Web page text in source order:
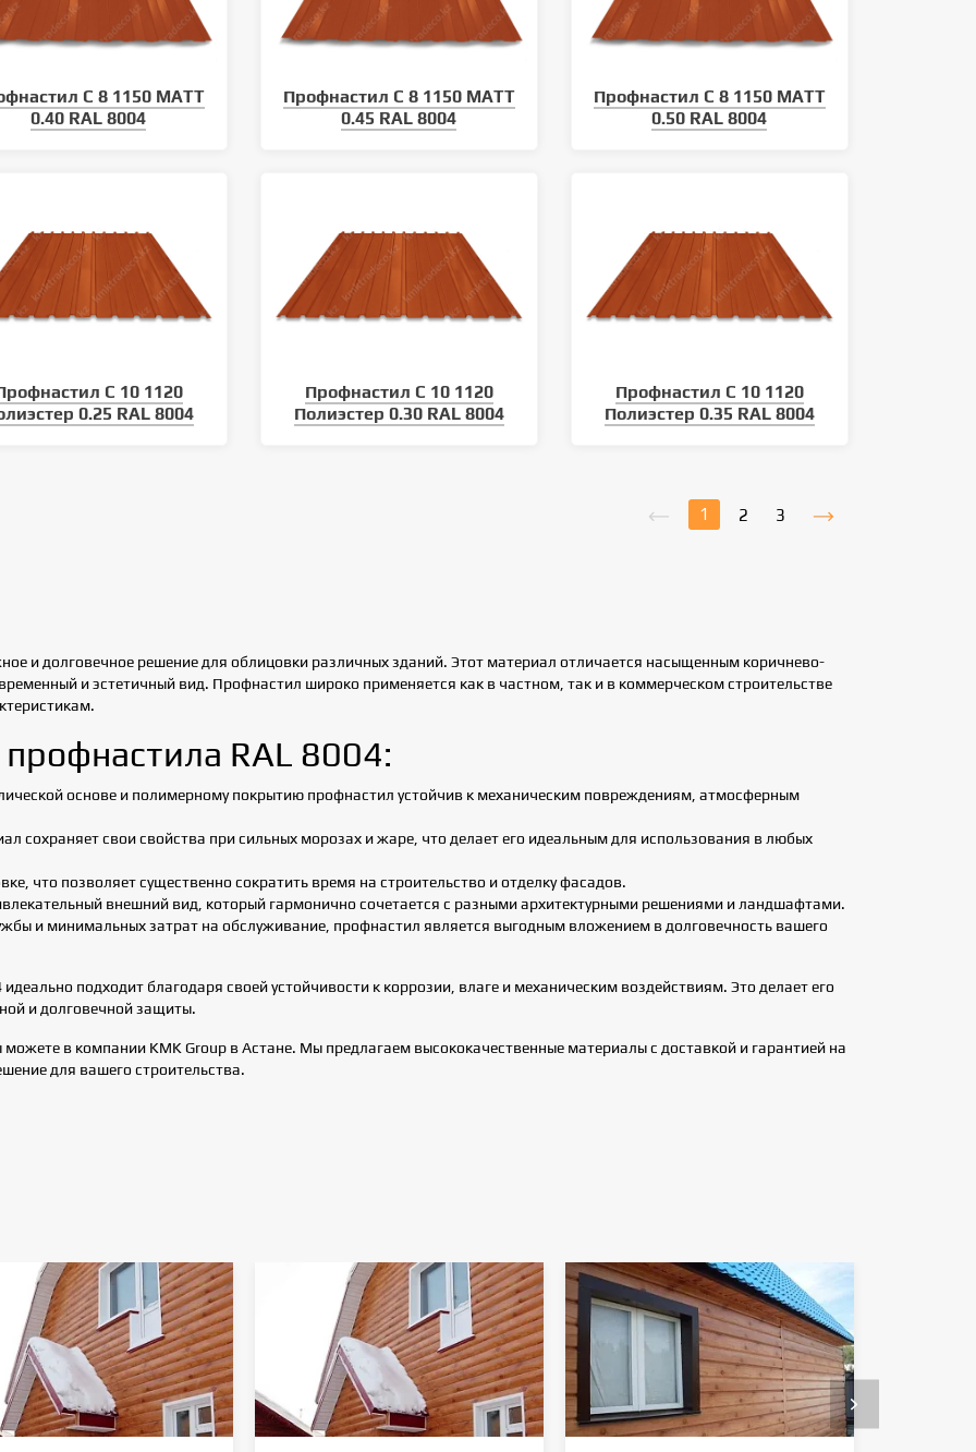
С 8 1150 MATT
0.40 RAL 8004
Профнастил С 8 1150 MATT
0.45 RAL 8004
Профнастил С 8 1150 MATT
0.50 RAL 8004
С 10 1120
0.25 RAL 8004
Профнастил С 10 1120
Полиэстер 0.30 RAL 8004
Профнастил С 10 1120
Полиэстер 0.35 RAL 8004
1 2 3
и долговечное решение для облицовки различных зданий. Этот материал отличается насыщенным коричнево-
и эстетичный вид. Профнастил широко применяется как в частном, так и в коммерческом строительстве
RAL 8004:
основе и полимерному покрытию профнастил устойчив к механическим повреждениям, атмосферным
сохраняет свои свойства при сильных морозах и жаре, что делает его идеальным для использования в любых
что позволяет существенно сократить время на строительство и отделку фасадов.
внешний вид, который гармонично сочетается с разными архитектурными решениями и ландшафтами.
и минимальных затрат на обслуживание, профнастил является выгодным вложением в долговечность вашего
подходит благодаря своей устойчивости к коррозии, влаге и механическим воздействиям. Это делает его
и долговечной защиты.
в компании KMK Group в Астане. Мы предлагаем высококачественные материалы с доставкой и гарантией на
для вашего строительства.